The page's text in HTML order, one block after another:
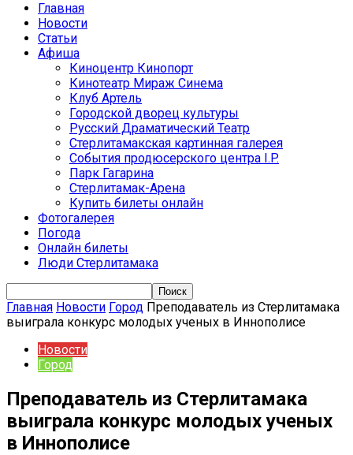
Главная
Новости
Статьи
Афиша
Киноцентр Кинопорт
Кинотеатр Мираж Синема
Клуб Артель
Городской дворец культуры
Русский Драматический Театр
Стерлитамакская картинная галерея
События продюсерского центра I.P.
Парк Гагарина
Стерлитамак-Арена
Купить билеты онлайн
Фотогалерея
Погода
Онлайн билеты
Люди Стерлитамака
Главная Новости Город Преподаватель из Стерлитамака
выиграла конкурс молодых ученых в Иннополисе
Новости
Город
Преподаватель из Стерлитамака
выиграла конкурс молодых ученых
в Иннополисе